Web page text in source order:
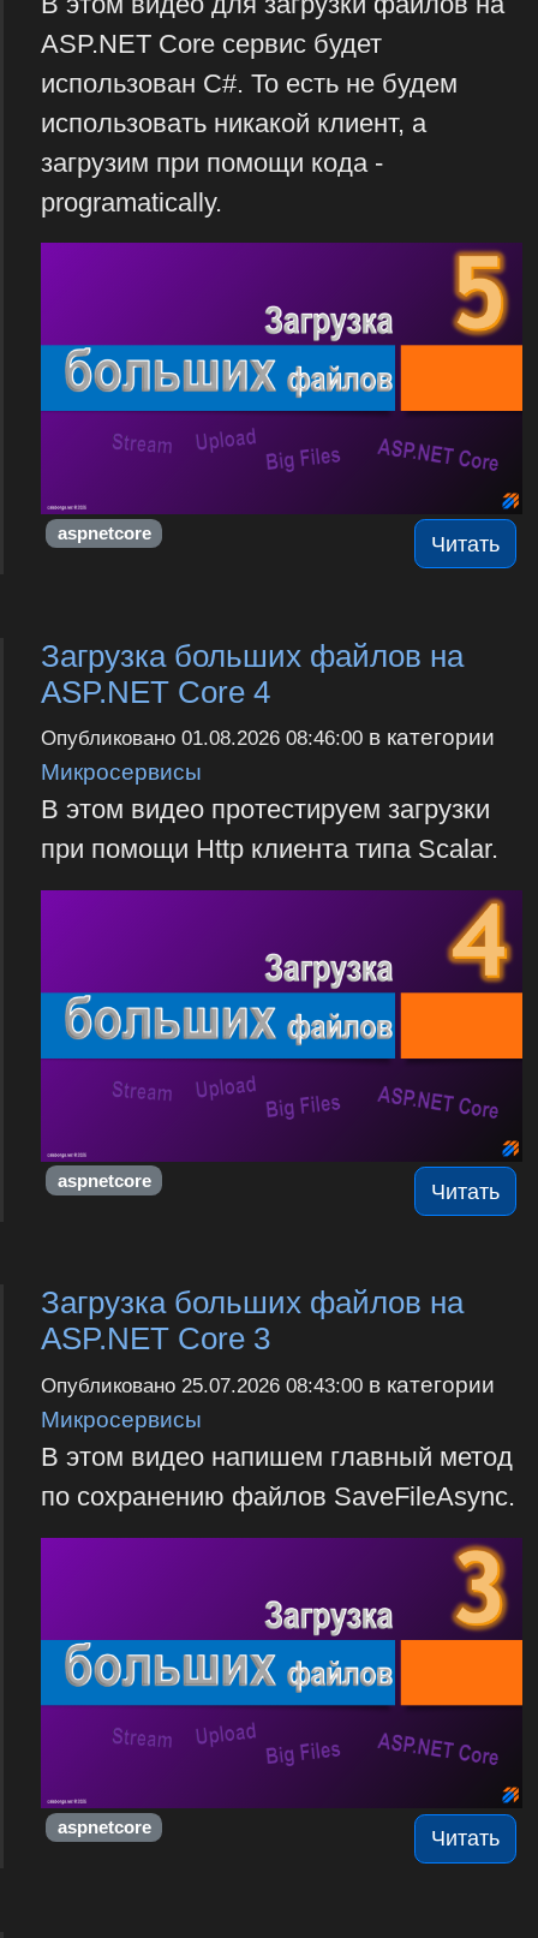
ASP.NET Core сервис будет
использован C#. То есть не будем
использовать никакой клиент, а
загрузим при помощи кода -
programatically.
Читать
aspnetcore
Загрузка больших файлов на
ASP.NET Core 4
Опубликовано 01.08.2026 08:46:00в категории
Микросервисы
В этом видео протестируем загрузки
при помощи Http клиента типа Scalar.
Читать
aspnetcore
Загрузка больших файлов на
ASP.NET Core 3
Опубликовано 25.07.2026 08:43:00в категории
Микросервисы
В этом видео напишем главный метод
по сохранению файлов SaveFileAsync.
Читать
aspnetcore